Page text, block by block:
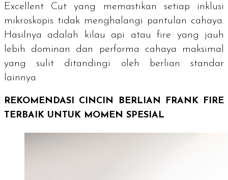
Excellent Cut yang memastikan setiap inklusi
mikroskopis tidak menghalangi pantulan cahaya.
Hasilnya adalah kilau api ataufire yang jauh
lebih dominan dan performa cahaya maksimal
yang sulit ditandingi oleh berlian standar
lainnya.
REKOMENDASI CINCIN BERLIAN FRANK FIRE
TERBAIK UNTUK MOMEN SPESIAL